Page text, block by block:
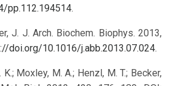
pp.112.194514.
J. J. Arch. Biochem. Biophys. 2013,
doi.org/10.1016/j.abb.2013.07.024.
Moxley, M. A.; Henzl, M. T.; Becker,